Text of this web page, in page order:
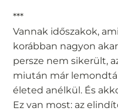
***
Vannak időszakok,
korábban nagyon
persze nem sikerült,
miután már
életed anélkül. És
Ez van most: az